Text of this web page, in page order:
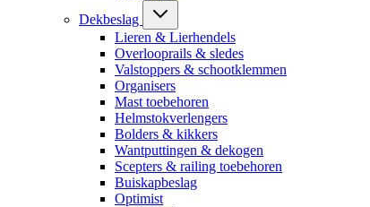
Dekbeslag
Lieren & Lierhendels
Overlooprails & sledes
Valstoppers & schootklemmen
Organisers
Mast toebehoren
Helmstokverlengers
Bolders & kikkers
Wantputtingen & dekogen
Scepters & railing toebehoren
Buiskapbeslag
Optimist